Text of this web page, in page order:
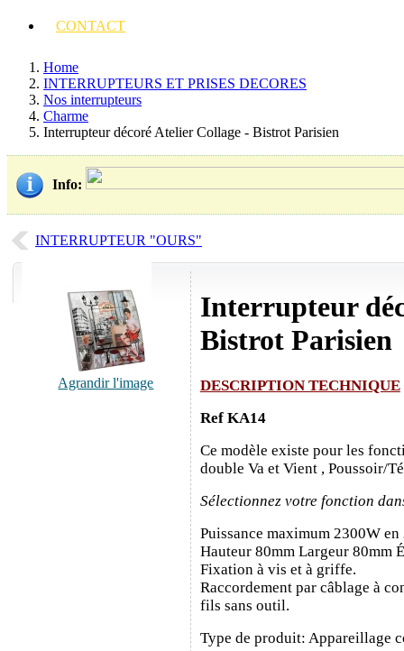
CONTACT
Home
INTERRUPTEURS ET PRISES DECORES
Nos interrupteurs
Charme
Interrupteur décoré Atelier Collage - Bistrot Parisien
Info:
INTERRUPTEUR "OURS"
Agrandir l'image
Interrupteur
Bistrot Parisien
DESCRIPTION TECHNIQUE
Ref KA14
Ce modèle existe pour les
double Va et Vient , Poussoir/
Sélectionnez votre fonction
Puissance maximum 2300W
Hauteur 80mm Largeur 80mm
Fixation à vis et à griffe.
Raccordement par câblage à
fils sans outil.
Type de produit: Appareillage